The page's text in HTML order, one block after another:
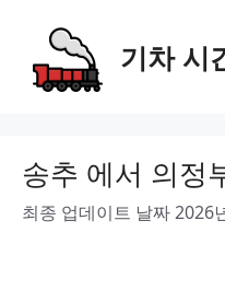
content
기차 시
송추 에서 의정
최종 업데이트 날짜 2026